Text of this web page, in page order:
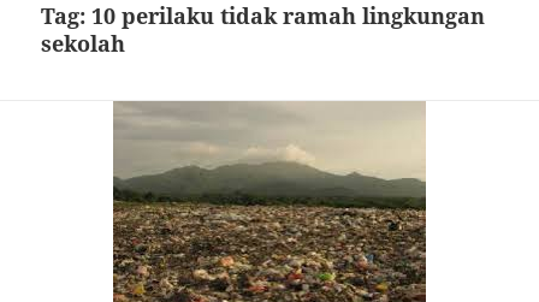
Tag: 10 perilaku tidak ramah lingkungan
sekolah